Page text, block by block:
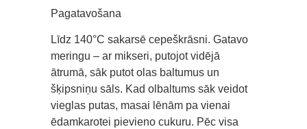
Pagatavošana
Līdz 140°C sakarsē cepeškrāsni. Gatavo
meringu – ar mikseri, putojot vidējā
ātrumā, sāk putot olas baltumus un
šķipsniņu sāls. Kad olbaltums sāk veidot
vieglas putas, masai lēnām pa vienai
ēdamkarotei pievieno cukuru. Pēc visa